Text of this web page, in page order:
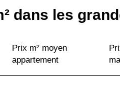
dans les
Prix m² moyen
appartement